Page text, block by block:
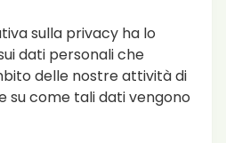
sulla privacy ha lo
dati personali che
delle nostre attività di
su come tali dati vengono